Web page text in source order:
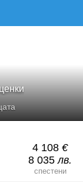
4 108 €
8 035лв.
спестени